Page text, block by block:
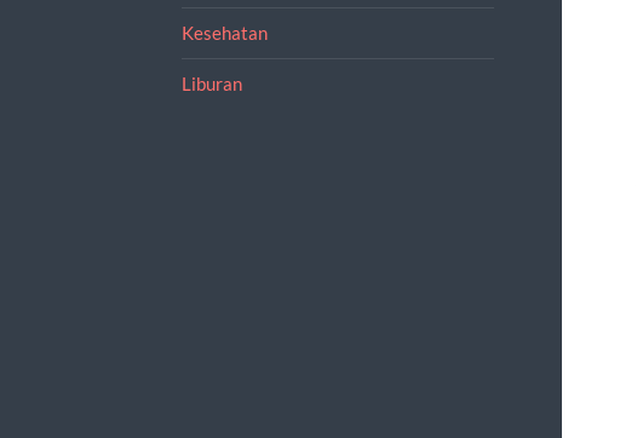
Kesehatan
Liburan